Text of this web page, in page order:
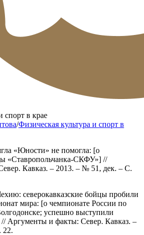
спорт в крае
/Физическая культура и спорт в
«Юности» не помогла: [о
«Ставропольчанка-СКФУ»] //
Кавказ. – 2013. – № 51, дек. – С.
северокавказские бойцы пробили
мира: [о чемпионате России по
успешно выступили
Аргументы и факты: Север. Кавказ. –
22.